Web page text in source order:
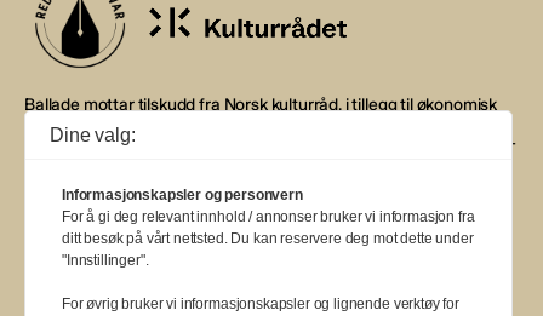
Ballade mottar tilskudd fra Norsk kulturråd, i tillegg til økonomisk
støtte fra eierne NOPA, Norsk komponistforening og
Musikkforleggerne. Ballade drives etter Redaktør- og Vær Varsom-
BALLADE — NORGES MUSIKKMAGASIN
Dine valg:
Informasjonskapsler og personvern
For å gi deg relevant innhold / annonser bruker vi informasjon fra
ditt besøk på vårt nettsted. Du kan reservere deg mot dette under
"Innstillinger".
For øvrig bruker vi informasjonskapsler og lignende verktøy for